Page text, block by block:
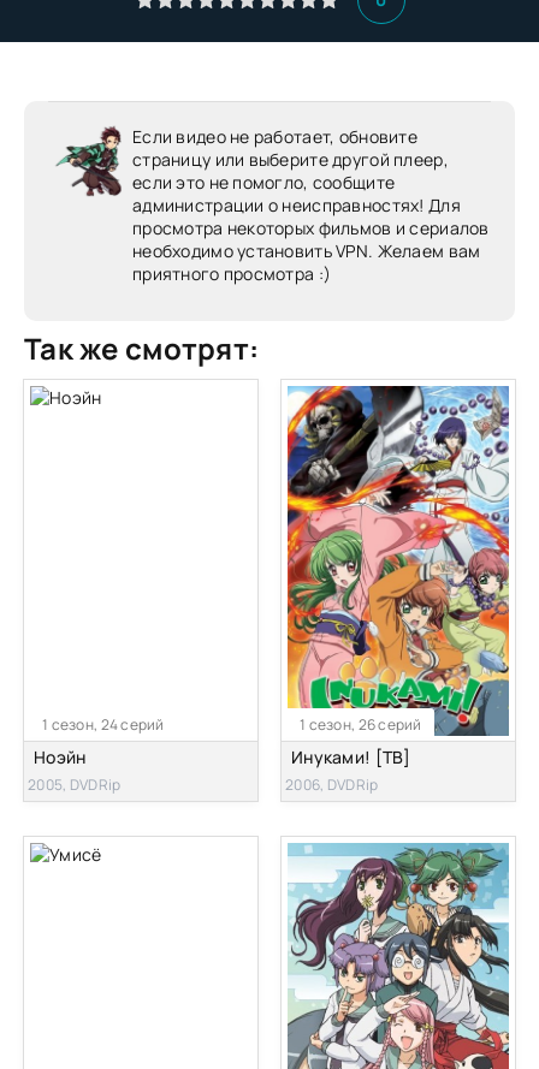
Если видео не работает, обновите
страницу или выберите другой плеер,
если это не помогло, сообщите
администрации о неисправностях! Для
просмотра некоторых фильмов и сериалов
необходимо установить VPN. Желаем вам
приятного просмотра :)
Так же смотрят:
1 сезон, 24 серий
Ноэйн
2005, DVDRip
1 сезон, 26 серий
Инуками! [ТВ]
2006, DVDRip